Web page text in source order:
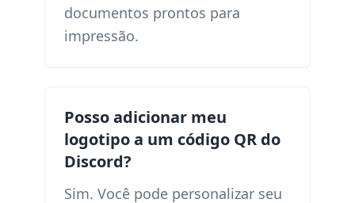
documentos prontos para
impressão.
Posso adicionar meu
logotipo a um código QR do
Discord?
Sim. Você pode personalizar seu